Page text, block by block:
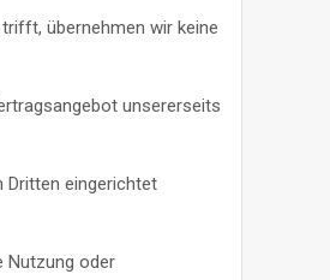
übernehmen wir keine
unsererseits
Dritten eingerichtet
Nutzung oder